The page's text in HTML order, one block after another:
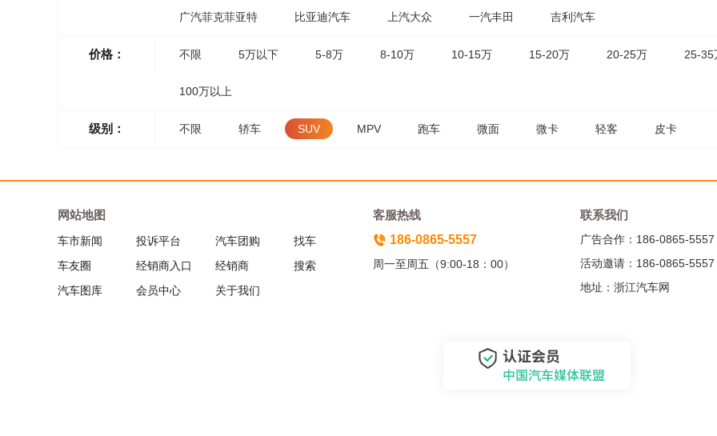
广汽菲克菲亚特 比亚迪汽车 上汽大众 一汽丰田 吉利汽车
价格： 不限 5万以下 5-8万 8-10万 10-15万 15-20万 20-25万 25-35
100万以上
级别： 不限 轿车 SUV MPV 跑车 微面 微卡 轻客 皮卡
网站地图
车市新闻 投诉平台 汽车团购
找车
车友圈
经销商入口 经销商
搜索
汽车图库
会员中心 关于我们
客服热线
186-0865-5557
周一至周五（9:00-18：00）
联系我们
广告合作：186-0865-5557
活动邀请：186-0865-5557
地址：浙江汽车网